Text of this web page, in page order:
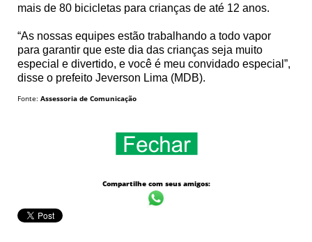
mais de 80 bicicletas para crianças de até 12 anos.
“As nossas equipes estão trabalhando a todo vapor
para garantir que este dia das crianças seja muito
especial e divertido, e você é meu convidado especial”,
disse o prefeito Jeverson Lima (MDB).
Fonte: Assessoria de Comunicação
Compartilhe com seus amigos: